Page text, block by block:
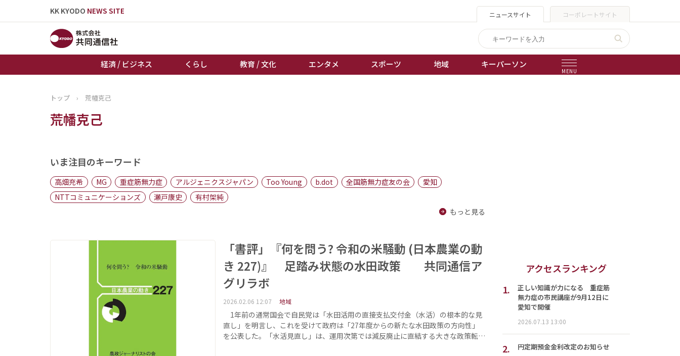
KK KYODO NEWS SITE ニュースサイト コーポレートサイト
経済 / ビジネス くらし 教育 / 文化 エンタメ スポーツ 地域 キーパーソン
MENU
トップページ
お知らせ
地域
棋王戦
トップ › 荒幡克己
荒幡克己
いま注目のキーワード
高畑充希 MG 重症筋無力症 アルジェニクスジャパン Too Young b.dot 全国筋無力症友の会
愛知
NTTコミュニケーションズ
瀬戸康史
有村架純
もっと見る
「書評」『何を問う? 令和の米騒動 (日本農業の動
き 227)』 足踏み状態の水田政策 共同通信ア
グリラボ
2026.02.06 12:07 地域
1年前の通常国会で自民党は「水田活用の直接支払交付金（水活）の根本的な見
直し」を明言し、これを受けて政府は「27年度からの新たな水田政策の方向性」
を公表した。「水活見直し」は、運用次第では減反廃止に直結する大きな政策転…
アクセスランキング
1.
正しい知識が力になる 重症筋
無力症の市民講座が9月12日に
愛知で開催
2026.07.13 13:00
2. 円定期預金金利改定のお知らせ